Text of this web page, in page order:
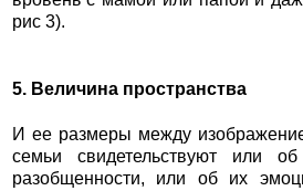
рис 3).
5. Величина пространства
И ее размеры между
семьи свидетельствуют или
разобщенности, или об их